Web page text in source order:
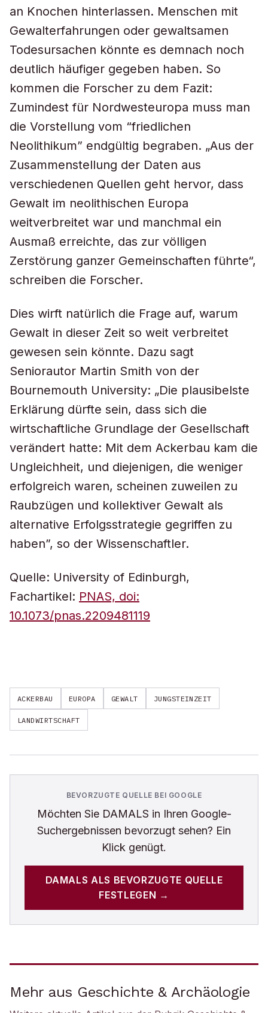
an Knochen hinterlassen. Menschen mit
Gewalterfahrungen oder gewaltsamen
Todesursachen könnte es demnach noch
deutlich häufiger gegeben haben. So
kommen die Forscher zu dem Fazit:
Zumindest für Nordwesteuropa muss man
die Vorstellung vom “friedlichen
Neolithikum” endgültig begraben. „Aus der
Zusammenstellung der Daten aus
verschiedenen Quellen geht hervor, dass
Gewalt im neolithischen Europa
weitverbreitet war und manchmal ein
Ausmaß erreichte, das zur völligen
Zerstörung ganzer Gemeinschaften führte“,
schreiben die Forscher.
Dies wirft natürlich die Frage auf, warum
Gewalt in dieser Zeit so weit verbreitet
gewesen sein könnte. Dazu sagt
Seniorautor Martin Smith von der
Bournemouth University: „Die plausibelste
Erklärung dürfte sein, dass sich die
wirtschaftliche Grundlage der Gesellschaft
verändert hatte: Mit dem Ackerbau kam die
Ungleichheit, und diejenigen, die weniger
erfolgreich waren, scheinen zuweilen zu
Raubzügen und kollektiver Gewalt als
alternative Erfolgsstrategie gegriffen zu
haben”, so der Wissenschaftler.
Quelle: University of Edinburgh,
Fachartikel: PNAS, doi:
10.1073/pnas.2209481119
ACKERBAU EUROPA GEWALT JUNGSTEINZEIT
LANDWIRTSCHAFT
BEVORZUGTE QUELLE BEI GOOGLE
Möchten Sie DAMALS in Ihren Google-
Suchergebnissen bevorzugt sehen? Ein
Klick genügt.
DAMALS ALS BEVORZUGTE QUELLE
FESTLEGEN →
Mehr aus Geschichte & Archäologie